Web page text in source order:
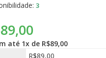
3
até 1x de R$89,00
R$89,00